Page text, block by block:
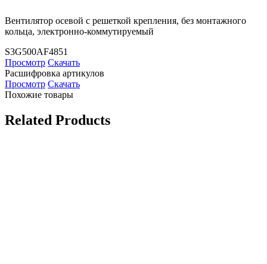
Вентилятор осевой с решеткой крепления, без монтажного
кольца, электронно-коммутируемый
S3G500AF4851
Просмотр Скачать
Расшифровка артикулов
Просмотр Скачать
Похожие товары
Related Products